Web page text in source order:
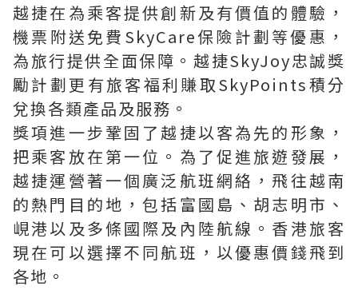
越捷在為乘客提供創新及有價值的體驗，
機票附送免費SkyCare保險計劃等優惠，
為旅行提供全面保障。越捷SkyJoy忠誠獎
勵計劃更有旅客福利賺取SkyPoints積分
兌換各類產品及服務。
獎項進一步鞏固了越捷以客為先的形象，
把乘客放在第一位。為了促進旅遊發展，
越捷運營著一個廣泛航班網絡，飛往越南
的熱門目的地，包括富國島、胡志明市、
峴港以及多條國際及內陸航線。香港旅客
現在可以選擇不同航班，以優惠價錢飛到
各地。